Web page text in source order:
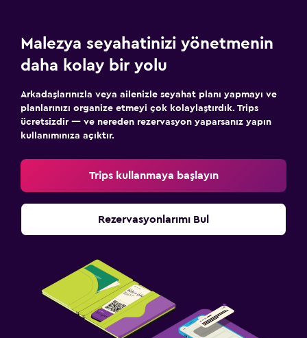
Malezya seyahatinizi yönetmenin
daha kolay bir yolu
Arkadaşlarınızla veya ailenizle seyahat planı yapmayı ve
planlarınızı organize etmeyi çok kolaylaştırdık. Trips
ücretsizdir — ve nereden rezervasyon yaparsanız yapın
kullanımınıza açıktır.
Trips kullanmaya başlayın
Rezervasyonlarımı Bul